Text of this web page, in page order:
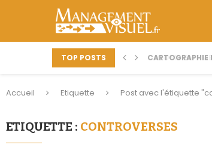
TOP POSTS COMMENT
CARTOGRAPHIE
Accueil Etiquette Post avec l'étiquette
ETIQUETTE : CONTROVERSES